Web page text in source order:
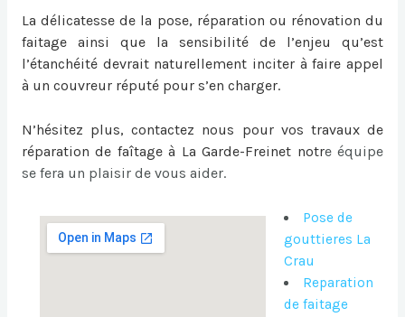
La délicatesse de la pose, réparation ou rénovation du
faitage ainsi que la sensibilité de l’enjeu qu’est
l’étanchéité devrait naturellement inciter à faire appel
à un couvreur réputé pour s’en charger.
N’hésitez plus, contactez nous pour vos travaux de
réparation de faîtage à La Garde-Freinet notre équipe
se fera un plaisir de vous aider.
Pose de
gouttieres La
Crau
Reparation
de faitage